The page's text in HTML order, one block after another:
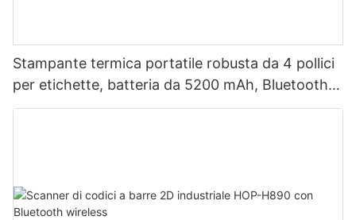
Stampante termica portatile robusta da 4 pollici
per etichette, batteria da 5200 mAh, Bluetooth,
doppia modalità per etichette e ricevute, testina